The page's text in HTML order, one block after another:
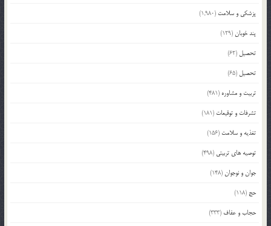
پزشکی و سلامت (1,980)
پند خوبان(129)
تحصیل (62)
تحصیل (65)
تربیت و مشاوره (481)
تشرفات و توقیعات (181)
تغذیه و سلامت (156)
توصیه های تربیتی (498)
جوان و نوجوان(148)
حج (118)
حجاب و عفاف (333)